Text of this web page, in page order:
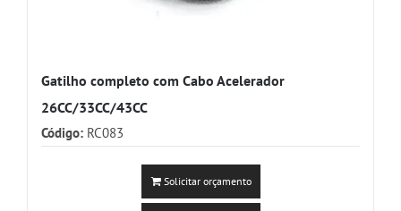
Gatilho completo com Cabo Acelerador
26CC/33CC/43CC
Código: RC083
Solicitar orçamento